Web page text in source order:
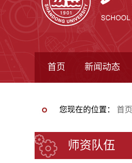
首页 新闻动态
您现在的位置： 首页
师资队伍